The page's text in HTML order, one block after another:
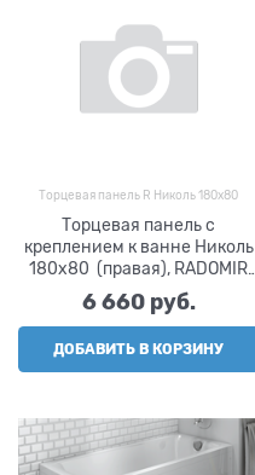
Торцевая панель R Николь 180х80
Торцевая панель с
креплением к ванне Николь
180х80 (правая), RADOMIR
VANNESA
6 660 руб.
ДОБАВИТЬ В КОРЗИНУ